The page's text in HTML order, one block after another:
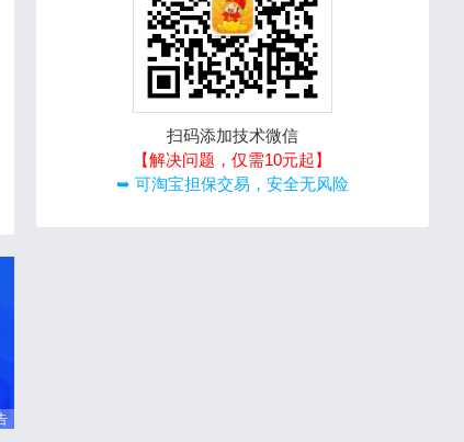
扫码添加技术微信
【解决问题，仅需10元起】
➥ 可淘宝担保交易，安全无风险